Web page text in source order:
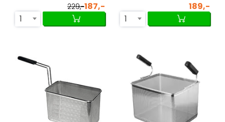
229,-187,-
1
189,-
1